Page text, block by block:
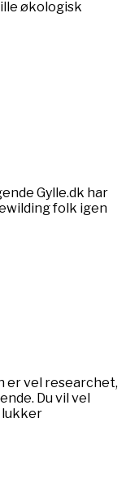
økologisk
Gylle.dk har
folk igen
er vel researchet,
Du vil vel
lukker